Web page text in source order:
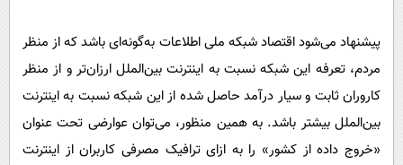
پیشنهاد می‌شود اقتصاد شبکه ملی اطلاعات به‌گونه‌ای باشد که از منظر
مردم، تعرفه این شبکه نسبت به اینترنت بین‌الملل ارزان‌تر و از منظر
کاروران ثابت و سیار درآمد حاصل شده از این شبکه نسبت به اینترنت
بین‌الملل بیشتر باشد. به همین منظور، می‌توان عوارضی تحت عنوان
«خروج داده از کشور» را به ازای ترافیک مصرفی کاربران از اینترنت